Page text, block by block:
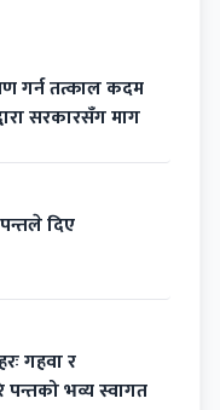
गर्न तत्काल कदम
सरकारसँग माग
दिए
गहवा र
पन्तको भव्य स्वागत